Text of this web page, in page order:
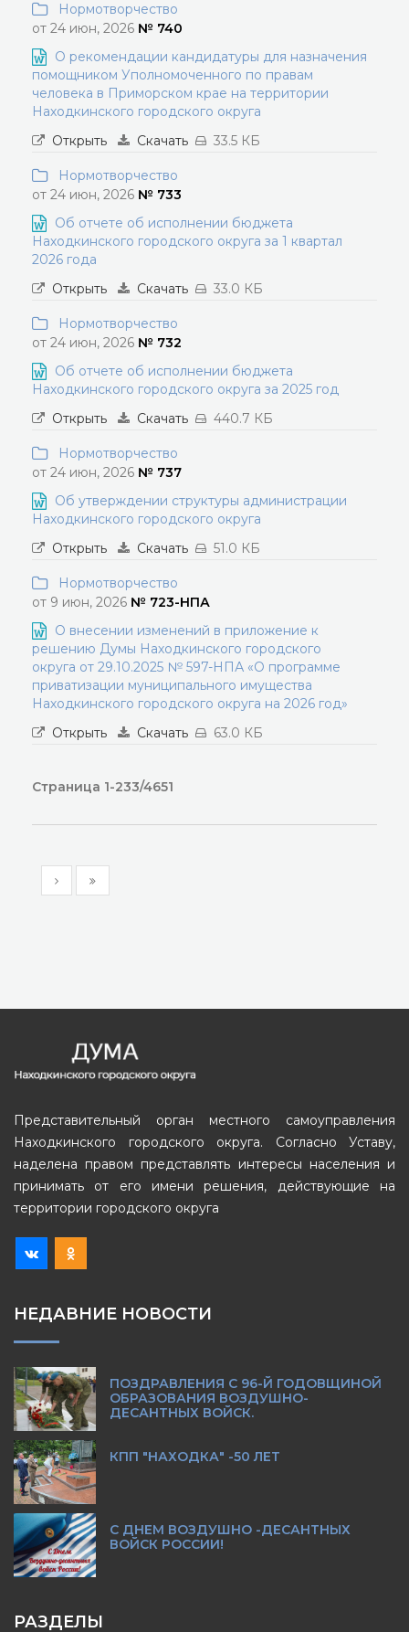
Нормотворчество
от 24 июн, 2026 № 740
О рекомендации кандидатуры для назначения
помощником Уполномоченного по правам
человека в Приморском крае на территории
Находкинского городского округа
Открыть
Скачать 33.5 КБ
Нормотворчество
от 24 июн, 2026 № 733
Об отчете об исполнении бюджета
Находкинского городского округа за 1 квартал
2026 года
Открыть
Скачать 33.0 КБ
Нормотворчество
от 24 июн, 2026 № 732
Об отчете об исполнении бюджета
Находкинского городского округа за 2025 год
Открыть
Скачать 440.7 КБ
Нормотворчество
от 24 июн, 2026 № 737
Об утверждении структуры администрации
Находкинского городского округа
Открыть
Скачать 51.0 КБ
Нормотворчество
от 9 июн, 2026 № 723-НПА
О внесении изменений в приложение к
решению Думы Находкинского городского
округа от 29.10.2025 № 597-НПА «О программе
приватизации муниципального имущества
Находкинского городского округа на 2026 год»
Открыть
Скачать 63.0 КБ
Страница 1-233/4651
Представительный орган местного самоуправления
Находкинского городского округа. Согласно Уставу,
наделена правом представлять интересы населения и
принимать от его имени решения, действующие на
территории городского округа
НЕДАВНИЕ НОВОСТИ
ПОЗДРАВЛЕНИЯ С 96-Й ГОДОВЩИНОЙ
ОБРАЗОВАНИЯ ВОЗДУШНО-
ДЕСАНТНЫХ ВОЙСК.
КПП "НАХОДКА" -50 ЛЕТ
С ДНЕМ ВОЗДУШНО -ДЕСАНТНЫХ
ВОЙСК РОССИИ!
РАЗДЕЛЫ